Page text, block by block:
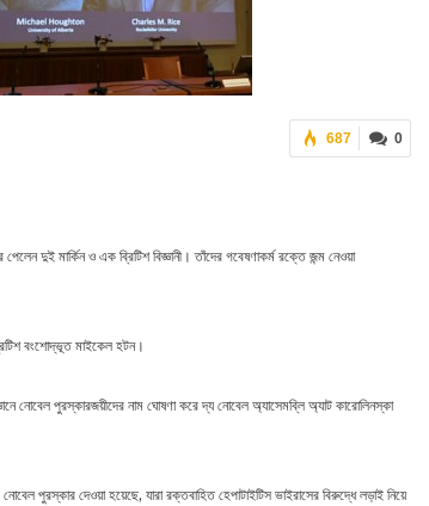
0
687
পেলেন দুই মার্কিন ও এক ব্রিটিশ বিজ্ঞানী। তাঁদের গবেষণাকর্ম রক্তে জন্ম নেওয়া
বংশোদ্ভূত মাইকেল হটন।
নোবেল পুরস্কারজয়ীদের নাম ঘোষণা করে দ্য নোবেল অ্যাসেমব্লি অ্যাট কারোলিনস্কা
নোবেল পুরস্কার দেওয়া হয়েছে, যারা রক্তবাহিত হেপাটাইটিস ভাইরাসের বিরুদ্ধে লড়াই নিয়ে